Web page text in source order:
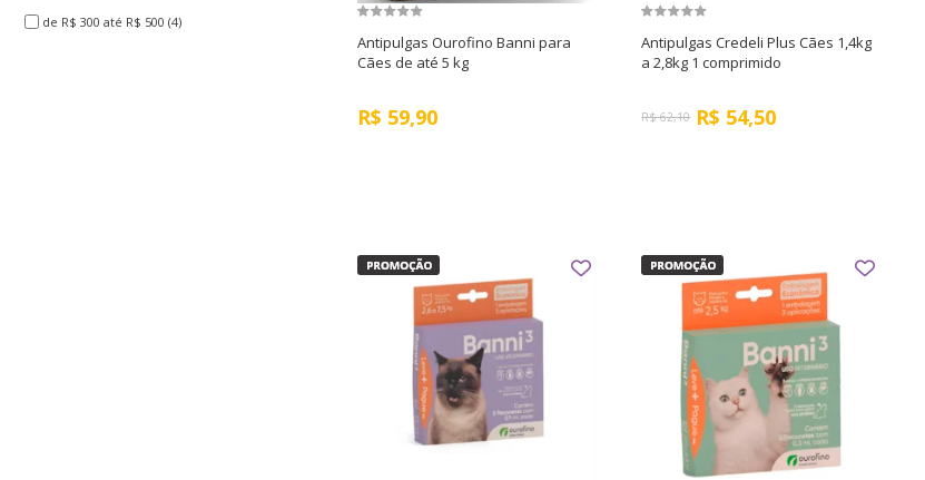
de R$ 300 até R$ 500 (4)
Antipulgas Ourofino Banni para
Cães de até 5 kg
R$ 59,90
Antipulgas Credeli Plus Cães 1,4kg
a 2,8kg 1 comprimido
R$ 62,10 R$ 54,50